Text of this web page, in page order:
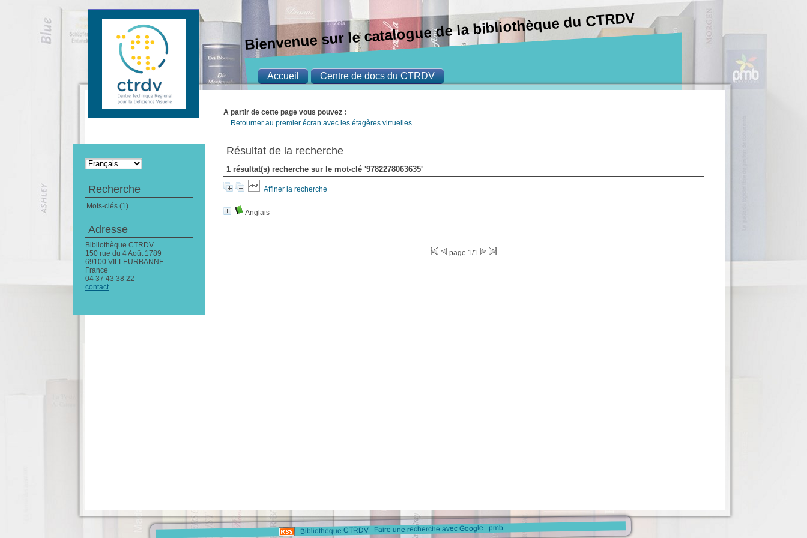
A partir de cette page vous pouvez :
Retourner au premier écran avec les étagères virtuelles...
Résultat de la recherche
1 résultat(s) recherche sur le mot-clé '9782278063635'
Affiner la recherche
Anglais
page 1/1
Bibliothèque CTRDV Faire une recherche avec Google pmb
Bienvenue sur le catalogue de la bibliothèque du CTRDV
Accueil Centre de docs du CTRDV
Recherche
Mots-clés (1)
Adresse
Bibliothèque CTRDV
150 rue du 4 Août 1789
69100 VILLEURBANNE
France
04 37 43 38 22
contact